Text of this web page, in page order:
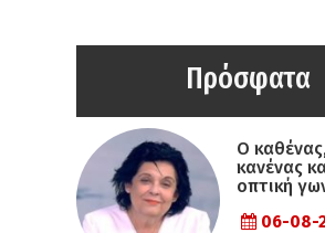
Πρόσφατα
Ο
κανένας
οπτική
06-08-